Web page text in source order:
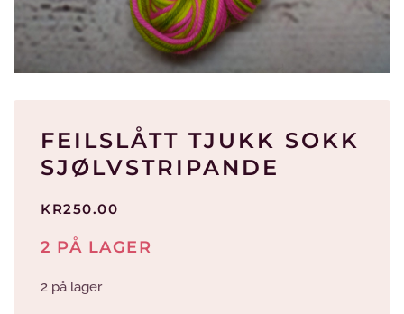
FEILSLÅTT TJUKK SOKK
SJØLVSTRIPANDE
KR250.00
2 PÅ LAGER
2 på lager